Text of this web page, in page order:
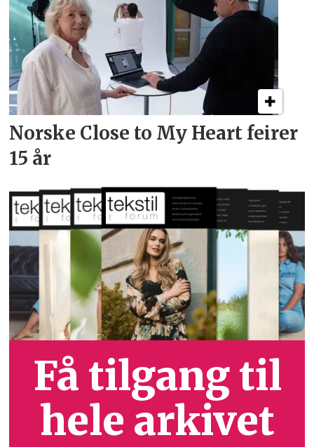
Norske Close to My Heart feirer
15 år
Få tilgang til
hele arkivet